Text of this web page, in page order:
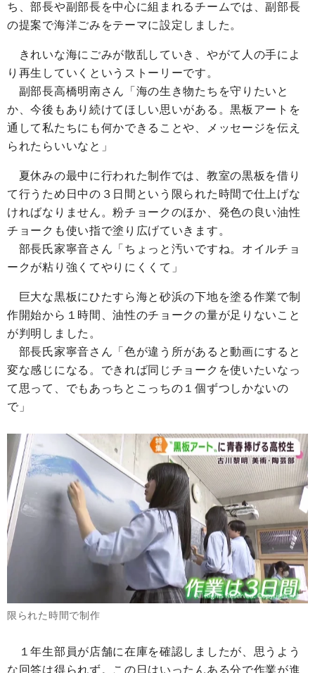
ち、部長や副部長を中心に組まれるチームでは、副部長
の提案で海洋ごみをテーマに設定しました。
きれいな海にごみが散乱していき、やがて人の手によ
り再生していくというストーリーです。
副部長高橋明南さん「海の生き物たちを守りたいと
か、今後もあり続けてほしい思いがある。黒板アートを
通して私たちにも何かできることや、メッセージを伝え
られたらいいなと」
夏休みの最中に行われた制作では、教室の黒板を借り
て行うため日中の３日間という限られた時間で仕上げな
ければなりません。粉チョークのほか、発色の良い油性
チョークも使い指で塗り広げていきます。
部長氏家寧音さん「ちょっと汚いですね。オイルチョ
ークが粘り強くてやりにくくて」
巨大な黒板にひたすら海と砂浜の下地を塗る作業で制
作開始から１時間、油性のチョークの量が足りないこと
が判明しました。
部長氏家寧音さん 「色が違う所があると動画にすると
変な感じになる。できれば同じチョークを使いたいなっ
て思って、でもあっちとこっちの１個ずつしかないの
で」
限られた時間で制作
１年生部員が店舗に在庫を確認しましたが、思うよう
な回答は得られず。この日はいったんある分で作業が進